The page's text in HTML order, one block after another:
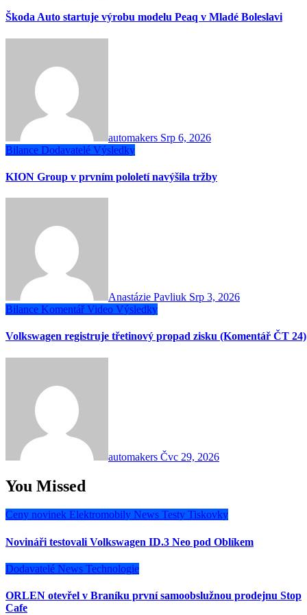
Škoda Auto startuje výrobu modelu Peaq v Mladé Boleslavi
automakers Srp 6, 2026
Bilance Dodavatelé Výsledky
KION Group v prvním pololetí navýšila tržby
Anastázie Pavliuk Srp 3, 2026
Bilance Komentář Video Výsledky
Volkswagen registruje třetinový propad zisku (Komentář ČT 24)
automakers Čvc 29, 2026
You Missed
Ceny novinek Elektromobily News Testy Tiskovky
Novináři testovali Volkswagen ID.3 Neo pod Oblíkem
Dodavatelé News Technologie
ORLEN otevřel v Braníku první samoobslužnou prodejnu Stop
Cafe